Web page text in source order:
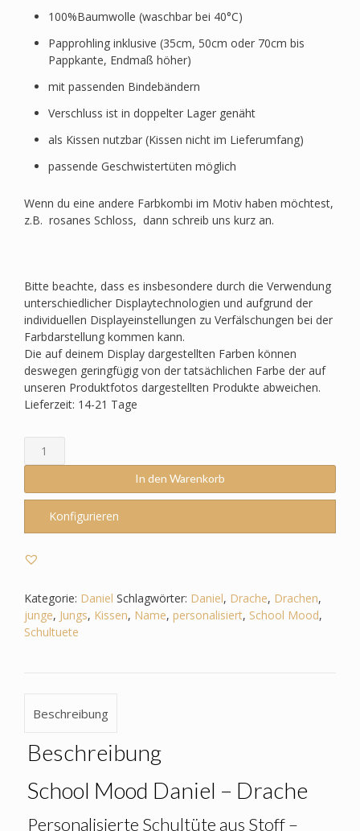
100%Baumwolle (waschbar bei 40°C)
Papprohling inklusive (35cm, 50cm oder 70cm bis
Pappkante, Endmaß höher)
mit passenden Bindebändern
Verschluss ist in doppelter Lager genäht
als Kissen nutzbar (Kissen nicht im Lieferumfang)
passende Geschwistertüten möglich
Wenn du eine andere Farbkombi im Motiv haben möchtest,
z.B. rosanes Schloss, dann schreib uns kurz an.
Bitte beachte, dass es insbesondere durch die Verwendung
unterschiedlicher Displaytechnologien und aufgrund der
individuellen Displayeinstellungen zu Verfälschungen bei der
Farbdarstellung kommen kann.
Die auf deinem Display dargestellten Farben können
deswegen geringfügig von der tatsächlichen Farbe der auf
unseren Produktfotos dargestellten Produkte abweichen.
Lieferzeit: 14-21 Tage
Schultüte
passend
School
Mood
-
-
-
Feuerspuckend
Menge
In den Warenkorb
Konfigurieren
Kategorie: Daniel Schlagwörter: Daniel, Drache, Drachen,
junge, Jungs, Kissen, Name, personalisiert, School Mood,
Schultuete
Beschreibung
Beschreibung
School Mood Daniel – Drache
Personalisierte Schultüte aus Stoff –